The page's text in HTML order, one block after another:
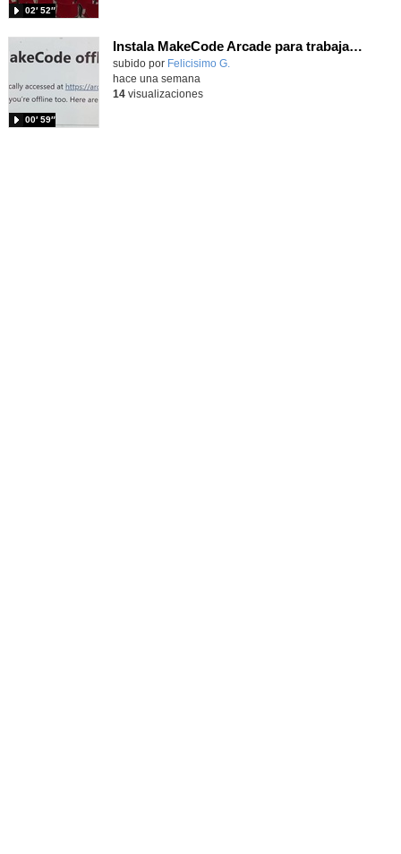
02′ 52″
Instala MakeCode Arcade para trabajar offline en tu tablet, ordenador, Chromebook
Contenido educativo.
subido por Felicisimo G.
00′ 59″
hace una semana
14visualizaciones